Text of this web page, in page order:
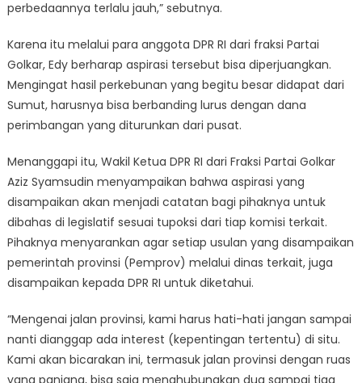
perbedaannya terlalu jauh,” sebutnya.
Karena itu melalui para anggota DPR RI dari fraksi Partai
Golkar, Edy berharap aspirasi tersebut bisa diperjuangkan.
Mengingat hasil perkebunan yang begitu besar didapat dari
Sumut, harusnya bisa berbanding lurus dengan dana
perimbangan yang diturunkan dari pusat.
Menanggapi itu, Wakil Ketua DPR RI dari Fraksi Partai Golkar
Aziz Syamsudin menyampaikan bahwa aspirasi yang
disampaikan akan menjadi catatan bagi pihaknya untuk
dibahas di legislatif sesuai tupoksi dari tiap komisi terkait.
Pihaknya menyarankan agar setiap usulan yang disampaikan
pemerintah provinsi (Pemprov) melalui dinas terkait, juga
disampaikan kepada DPR RI untuk diketahui.
“Mengenai jalan provinsi, kami harus hati-hati jangan sampai
nanti dianggap ada interest (kepentingan tertentu) di situ.
Kami akan bicarakan ini, termasuk jalan provinsi dengan ruas
yang panjang, bisa saja menghubungkan dua sampai tiga